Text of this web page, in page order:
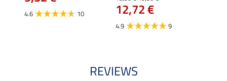
4.6 10 12,72 €
4.9 9
REVIEWS